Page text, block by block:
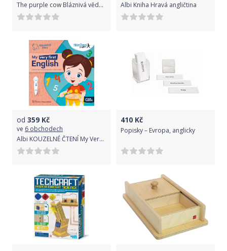
The purple cow Bláznivá vědecká laboratoř - Vodní gelová věda - triky
Albi Kniha Hravá angličtina
od 359 Kč
ve 6 obchodech
Albi KOUZELNÉ ČTENÍ My Very First English
410 Kč
Popisky – Evropa, anglicky